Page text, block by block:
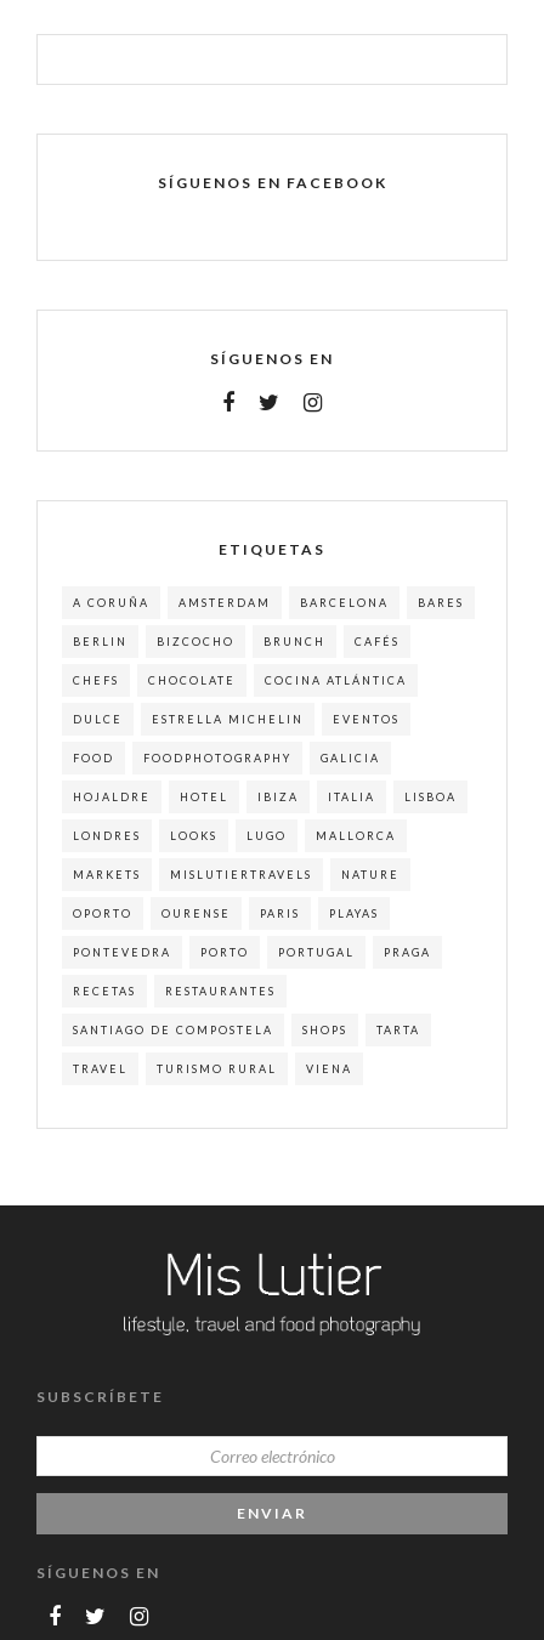
SÍGUENOS EN FACEBOOK
SÍGUENOS EN
ETIQUETAS
A CORUÑA AMSTERDAM BARCELONA BARES
BERLIN BIZCOCHO BRUNCH CAFÉS
CHEFS CHOCOLATE COCINA ATLÁNTICA
DULCE ESTRELLA MICHELIN EVENTOS
FOOD FOODPHOTOGRAPHY GALICIA
HOJALDRE HOTEL IBIZA ITALIA LISBOA
LONDRES LOOKS LUGO MALLORCA
MARKETS MISLUTIERTRAVELS NATURE
OPORTO OURENSE PARIS PLAYAS
PONTEVEDRA PORTO PORTUGAL PRAGA
RECETAS RESTAURANTES
SANTIAGO DE COMPOSTELA SHOPS TARTA
TRAVEL TURISMO RURAL VIENA
SUBSCRÍBETE
SÍGUENOS EN